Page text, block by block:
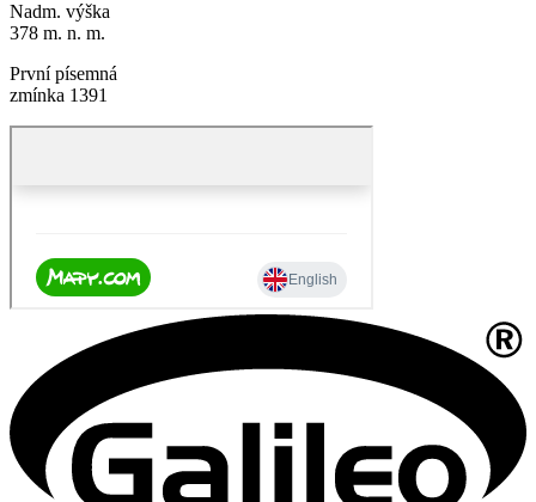
Nadm. výška
378 m. n. m.
První písemná
zmínka 1391